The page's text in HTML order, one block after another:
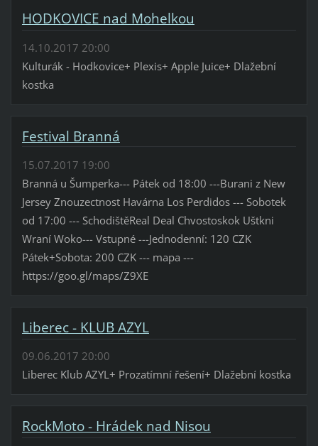
HODKOVICE nad Mohelkou
14.10.2017 20:00
Kulturák - Hodkovice+ Plexis+ Apple Juice+ Dlažební
kostka
Festival Branná
15.07.2017 19:00
Branná u Šumperka--- Pátek od 18:00 ---Burani z New
Jersey Znouzectnost Havárna Los Perdidos --- Sobotek
od 17:00 --- SchodištěReal Deal Chvostoskok Uštkni
Wraní Woko--- Vstupné ---Jednodenní: 120 CZK
Pátek+Sobota: 200 CZK --- mapa ---
https://goo.gl/maps/Z9XE
Liberec - KLUB AZYL
09.06.2017 20:00
Liberec Klub AZYL+ Prozatímní řešení+ Dlažební kostka
RockMoto - Hrádek nad Nisou